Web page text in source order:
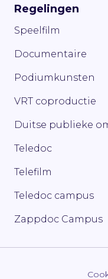
Regelingen
Speelfilm
Documentaire
Podiumkunsten
VRT coproductie
Duitse publieke
Teledoc
Telefilm
Teledoc campus
Zappdoc Campus